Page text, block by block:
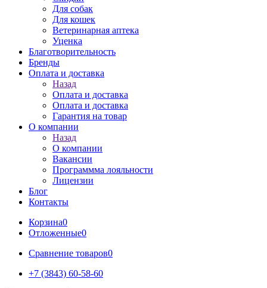
Для собак
Для кошек
Ветеринарная аптека
Уценка
Благотворительность
Бренды
Оплата и доставка
Назад
Оплата и доставка
Оплата и доставка
Гарантия на товар
О компании
Назад
О компании
Вакансии
Программма лояльности
Лицензии
Блог
Контакты
Корзина0
Отложенные0
Сравнение товаров0
+7 (3843) 60-58-60